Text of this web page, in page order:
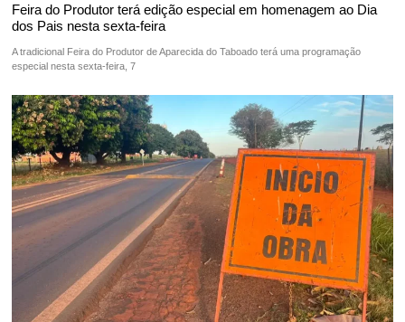
Feira do Produtor terá edição especial em homenagem ao Dia
dos Pais nesta sexta-feira
A tradicional Feira do Produtor de Aparecida do Taboado terá uma programação
especial nesta sexta-feira, 7